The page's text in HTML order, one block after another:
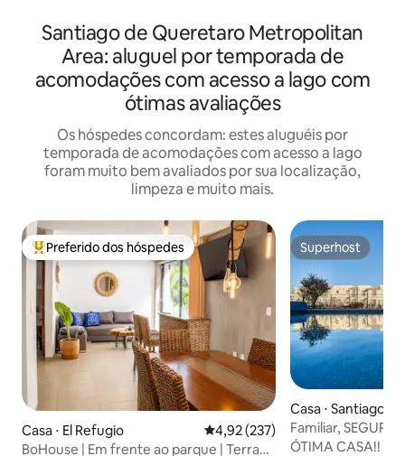
Santiago de Queretaro Metropolitan
Area: aluguel por temporada de
acomodações com acesso a lago com
ótimas avaliações
Os hóspedes concordam: estes aluguéis por
temporada de acomodações com acesso a lago
foram muito bem avaliados por sua localização,
limpeza e muito mais.
Entre os melhores preferidos dos hóspedes
Preferido dos hóspedes
Casa ⋅ El Refugio 4,92 de uma avaliação média de
4,92 (237)
BoHouse | Em frente ao parque | Terraço
Superhost
Superhost
Casa ⋅ Santiago
o
Familiar,
ZAKIAQRO
ÓTIMA CASA!!